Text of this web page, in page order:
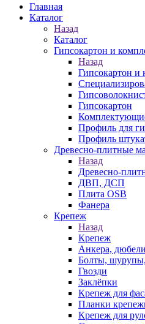
Главная
Каталог
Назад
Каталог
Гипсокартон и
Назад
Гипсокартон
Гипсокартон
Профиль для
Профиль
Древесно-плитные
Назад
Древесно-
ДВП, ДСП
Плита OSB
Фанера
Крепеж
Назад
Крепеж
Анкера,
Болты,
Гвозди
Заклёпки
Крепеж для
Планки
Крепеж для